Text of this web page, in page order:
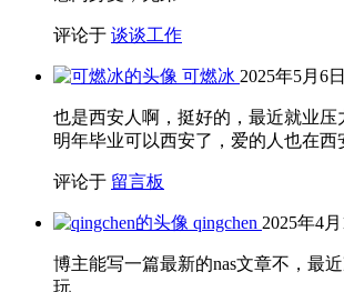
评论于 谈谈工作
可燃冰 2025年5月6日
也是西安人啊，挺好的，最近就业压
明年毕业可以西安了，爱的人也在西
评论于 留言板
qingchen 2025年4月
博主能写一篇最新的nas文章不，最
玩